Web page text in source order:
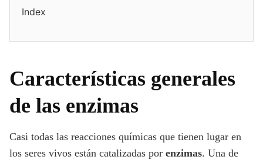
Index
Características generales
de las enzimas
Casi todas las reacciones químicas que tienen lugar en
los seres vivos están catalizadas por enzimas. Una de